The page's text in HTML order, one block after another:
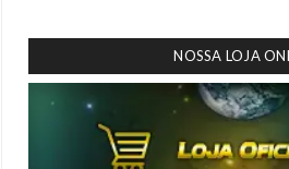
NOSSA LOJA